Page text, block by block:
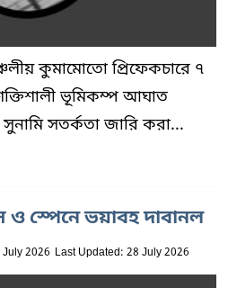
কুমামোতো প্রিফেকচারে ৭
ভূমিকম্প আঘাত
সতর্কতা জারি করা...
ও স্পেনে ভয়াবহ দাবানল
2026 Last Updated: 28 July 2026